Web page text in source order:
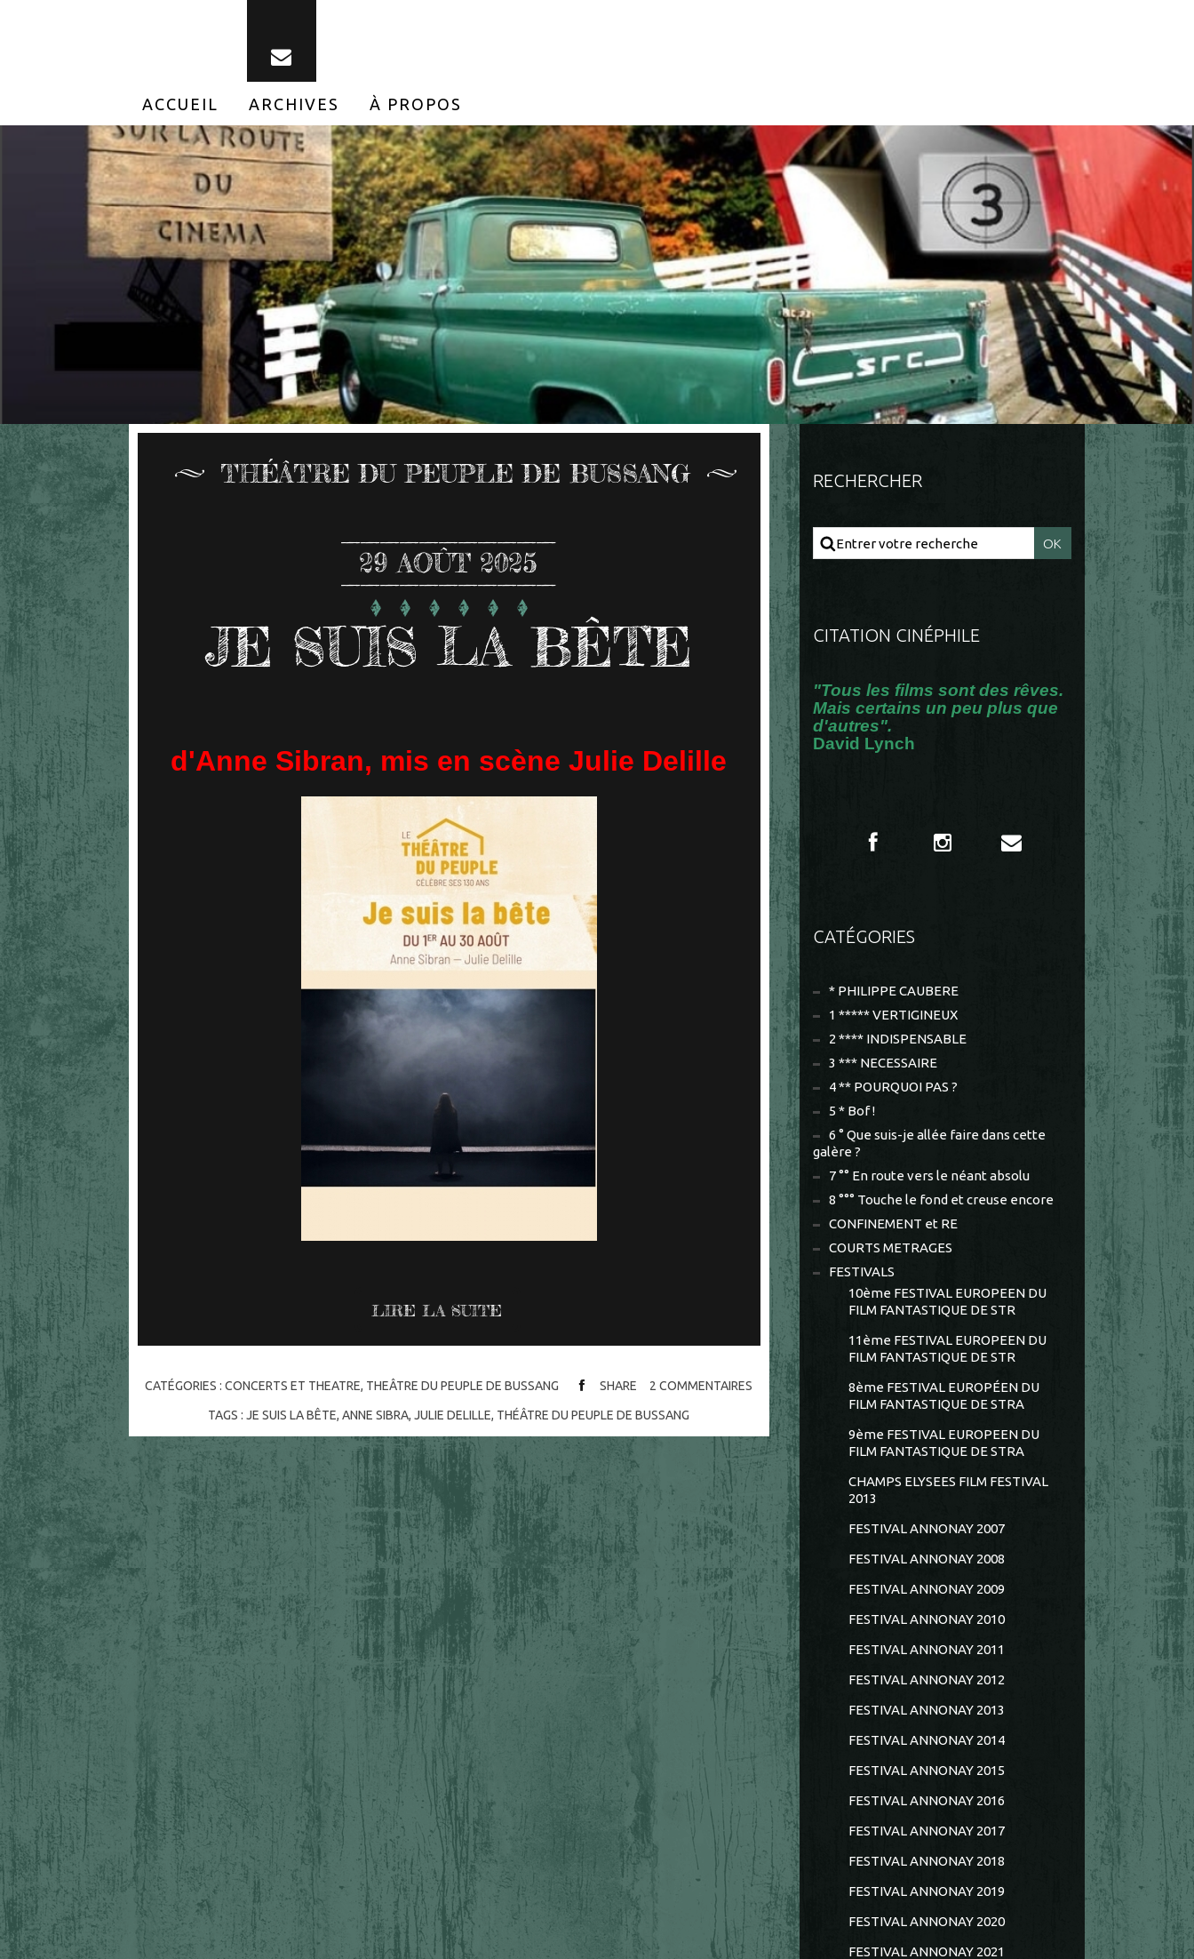
ACCUEIL ARCHIVES À PROPOS
THÉÂTRE DU PEUPLE DE BUSSANG
29 AOÛT 2025
JE SUIS LA BÊTE
d'Anne Sibran, mis en scène Julie Delille
LIRE LA SUITE
CATÉGORIES :CONCERTS ET THEATRE, THEÂTRE DU PEUPLE DE BUSSANG SHARE 2 COMMENTAIRES
TAGS :JE SUIS LA BÊTE,ANNE SIBRA,JULIE DELILLE, THÉÂTRE DU PEUPLE DE BUSSANG
RECHERCHER
CITATION CINÉPHILE
"Tous les films sont des rêves.
Mais certains un peu plus que
d'autres".
David Lynch
CATÉGORIES
* PHILIPPE CAUBERE
1 ***** VERTIGINEUX
2 **** INDISPENSABLE
3 *** NECESSAIRE
4 ** POURQUOI PAS ?
5 * Bof !
6 ° Que suis-je allée faire dans cette
galère ?
7 °° En route vers le néant absolu
8 °°° Touche le fond et creuse encore
CONFINEMENT et RE
COURTS METRAGES
FESTIVALS
10ème FESTIVAL EUROPEEN DU
FILM FANTASTIQUE DE STR
11ème FESTIVAL EUROPEEN DU
FILM FANTASTIQUE DE STR
8ème FESTIVAL EUROPÉEN DU
FILM FANTASTIQUE DE STRA
9ème FESTIVAL EUROPEEN DU
FILM FANTASTIQUE DE STRA
CHAMPS ELYSEES FILM FESTIVAL
2013
FESTIVAL ANNONAY 2007
FESTIVAL ANNONAY 2008
FESTIVAL ANNONAY 2009
FESTIVAL ANNONAY 2010
FESTIVAL ANNONAY 2011
FESTIVAL ANNONAY 2012
FESTIVAL ANNONAY 2013
FESTIVAL ANNONAY 2014
FESTIVAL ANNONAY 2015
FESTIVAL ANNONAY 2016
FESTIVAL ANNONAY 2017
FESTIVAL ANNONAY 2018
FESTIVAL ANNONAY 2019
FESTIVAL ANNONAY 2020
FESTIVAL ANNONAY 2021